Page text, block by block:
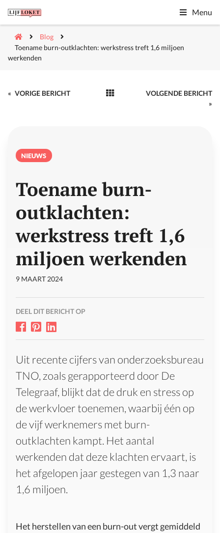
Menu
Blog
Toename burn-outklachten: werkstress treft 1,6 miljoen
werkenden
« VORIGE BERICHT
VOLGENDE BERICHT
»
NIEUWS
Toename burn-
outklachten:
werkstress treft 1,6
miljoen werkenden
9 MAART 2024
DEEL DIT BERICHT OP
Uit recente cijfers van onderzoeksbureau
TNO, zoals gerapporteerd door De
Telegraaf, blijkt dat de druk en stress op
de werkvloer toenemen, waarbij één op
de vijf werknemers met burn-
outklachten kampt. Het aantal
werkenden dat deze klachten ervaart, is
het afgelopen jaar gestegen van 1,3 naar
1,6 miljoen.
Het herstellen van een burn-out vergt gemiddeld